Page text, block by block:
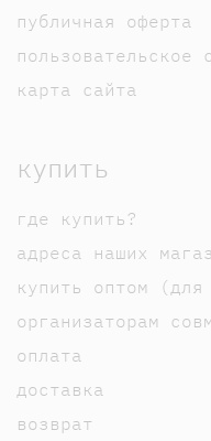
публичная оферта
пользовательское
карта сайта
купить
где купить?
адреса наших
купить оптом
организаторам
оплата
доставка
возврат